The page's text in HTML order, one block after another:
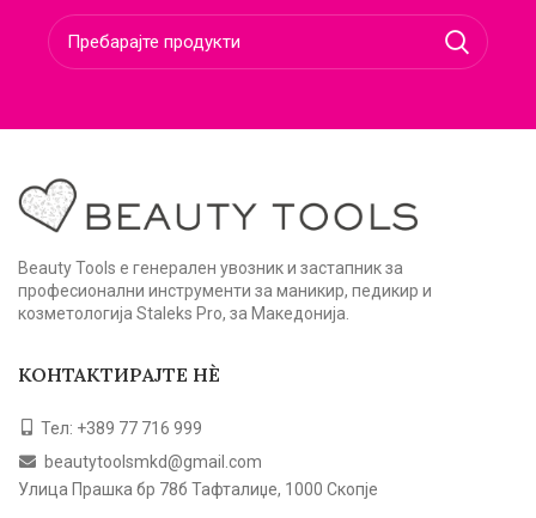
Beauty Tools е генерален увозник и застапник за
професионални инструменти за маникир, педикир и
козметологија Staleks Pro, за Македонија.
КОНТАКТИРАЈТЕ НЀ
Тел: +389 77 716 999
beautytoolsmkd@gmail.com
Улица Прашка бр 78б Тафталиџе, 1000 Скопје